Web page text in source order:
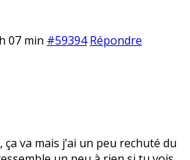
07 min #59394 Répondre
va mais j’ai un peu rechuté du